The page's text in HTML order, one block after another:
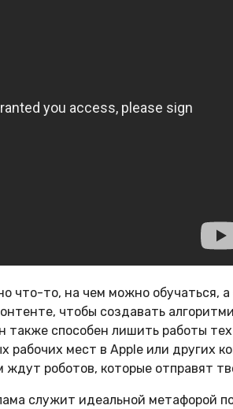
что-то, на чем можно обучаться,
чтобы создавать
также способен лишить работы
мест в Apple или других
ждут роботов, которые отправят
служит идеальной метафорой